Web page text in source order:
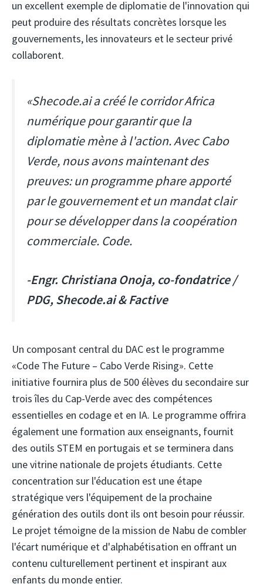
un excellent exemple de diplomatie de l'innovation qui
peut produire des résultats concrètes lorsque les
gouvernements, les innovateurs et le secteur privé
collaborent.
«Shecode.ai a créé le corridor Africa
numérique pour garantir que la
diplomatie mène à l'action. Avec Cabo
Verde, nous avons maintenant des
preuves: un programme phare apporté
par le gouvernement et un mandat clair
pour se développer dans la coopération
commerciale. Code.
-Engr. Christiana Onoja, co-fondatrice /
PDG, Shecode.ai & Factive
Un composant central du DAC est le programme
«Code The Future – Cabo Verde Rising». Cette
initiative fournira plus de 500 élèves du secondaire sur
trois îles du Cap-Verde avec des compétences
essentielles en codage et en IA. Le programme offrira
également une formation aux enseignants, fournit
des outils STEM en portugais et se terminera dans
une vitrine nationale de projets étudiants. Cette
concentration sur l'éducation est une étape
stratégique vers l'équipement de la prochaine
génération des outils dont ils ont besoin pour réussir.
Le projet témoigne de la mission de Nabu de combler
l'écart numérique et d'alphabétisation en offrant un
contenu culturellement pertinent et inspirant aux
enfants du monde entier.